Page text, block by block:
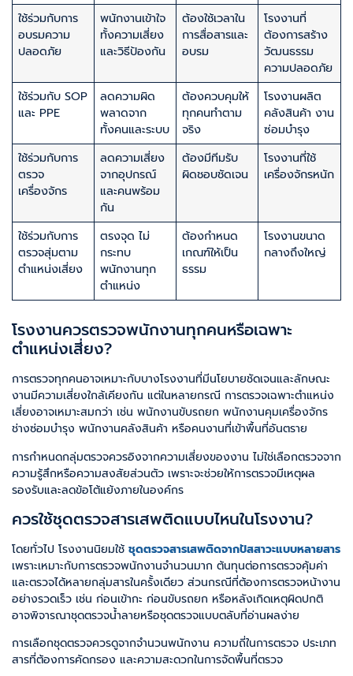
ใช้ร่วมกับการ
อบรมความ
ปลอดภัย
พนักงานเข้าใจ
ทั้งความเสี่ยง
และวิธีป้องกัน
ต้องใช้เวลาใน
การสื่อสารและ
อบรม
โรงงานที่
ต้องการสร้าง
วัฒนธรรม
ความปลอดภัย
ใช้ร่วมกับ SOP
และ PPE
ลดความผิด
พลาดจาก
ทั้งคนและระบบ
ต้องควบคุมให้
ทุกคนทำตาม
จริง
โรงงานผลิต
คลังสินค้า งาน
ซ่อมบำรุง
ใช้ร่วมกับการ
ตรวจ
เครื่องจักร
ลดความเสี่ยง
จากอุปกรณ์
และคนพร้อม
กัน
ต้องมีทีมรับ
ผิดชอบชัดเจน
โรงงานที่ใช้
เครื่องจักรหนัก
ใช้ร่วมกับการ
ตรวจสุ่มตาม
ตำแหน่งเสี่ยง
ตรงจุด ไม่
กระทบ
พนักงานทุก
ตำแหน่ง
ต้องกำหนด
เกณฑ์ให้เป็น
ธรรม
โรงงานขนาด
กลางถึงใหญ่
โรงงานควรตรวจพนักงานทุกคนหรือเฉพาะ
ตำแหน่งเสี่ยง?
การตรวจทุกคนอาจเหมาะกับบางโรงงานที่มีนโยบายชัดเจนและลักษณะ
งานมีความเสี่ยงใกล้เคียงกัน แต่ในหลายกรณี การตรวจเฉพาะตำแหน่ง
เสี่ยงอาจเหมาะสมกว่า เช่น พนักงานขับรถยก พนักงานคุมเครื่องจักร
ช่างซ่อมบำรุง พนักงานคลังสินค้า หรือคนงานที่เข้าพื้นที่อันตราย
การกำหนดกลุ่มตรวจควรอิงจากความเสี่ยงของงาน ไม่ใช่เลือกตรวจจาก
ความรู้สึกหรือความสงสัยส่วนตัว เพราะจะช่วยให้การตรวจมีเหตุผล
รองรับและลดข้อโต้แย้งภายในองค์กร
ควรใช้ชุดตรวจสารเสพติดแบบไหนในโรงงาน?
โดยทั่วไป โรงงานนิยมใช้ ชุดตรวจสารเสพติดจากปัสสาวะแบบหลายสาร
เพราะเหมาะกับการตรวจพนักงานจำนวนมาก ต้นทุนต่อการตรวจคุ้มค่า
และตรวจได้หลายกลุ่มสารในครั้งเดียว ส่วนกรณีที่ต้องการตรวจหน้างาน
อย่างรวดเร็ว เช่น ก่อนเข้ากะ ก่อนขับรถยก หรือหลังเกิดเหตุผิดปกติ
อาจพิจารณาชุดตรวจน้ำลายหรือชุดตรวจแบบตลับที่อ่านผลง่าย
การเลือกชุดตรวจควรดูจากจำนวนพนักงาน ความถี่ในการตรวจ ประเภท
สารที่ต้องการคัดกรอง และความสะดวกในการจัดพื้นที่ตรวจ